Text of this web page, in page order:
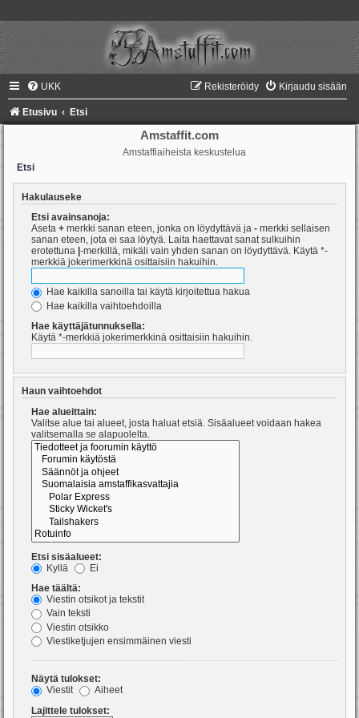
UKK Kirjaudu sisään
Rekisteröidy
Etusivu Etsi
Amstaffit.com
Amstaffiaiheista keskustelua
Etsi
Hakulauseke
Etsi avainsanoja:
Aseta + merkki sanan eteen, jonka on löydyttävä ja - merkki sellaisen
sanan eteen, jota ei saa löytyä. Laita haettavat sanat sulkuihin
erotettuna -merkillä, mikäli vain yhden sanan on löydyttävä. Käytä *-
merkkiä jokerimerkkinä osittaisiin hakuihin.
Hae kaikilla sanoilla tai käytä kirjoitettua hakua
Hae kaikilla vaihtoehdoilla
Hae käyttäjätunnuksella:
Käytä *-merkkiä jokerimerkkinä osittaisiin hakuihin.
Haun vaihtoehdot
Hae alueittain:
Valitse alue tai alueet, josta haluat etsiä. Sisäalueet voidaan hakea
valitsemalla se alapuolelta.
Etsi sisäalueet:
Kyllä
Ei
Hae täältä:
Viestin otsikot ja tekstit
Vain teksti
Viestin otsikko
Viestiketjujen ensimmäinen viesti
Näytä tulokset:
Viestit
Aiheet
Lajittele tulokset: